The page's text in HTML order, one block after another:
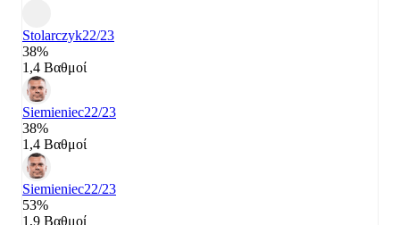
Stolarczyk22/23
38%
1,4 Βαθμοί
Siemieniec22/23
38%
1,4 Βαθμοί
Siemieniec22/23
53%
1,9 Βαθμοί